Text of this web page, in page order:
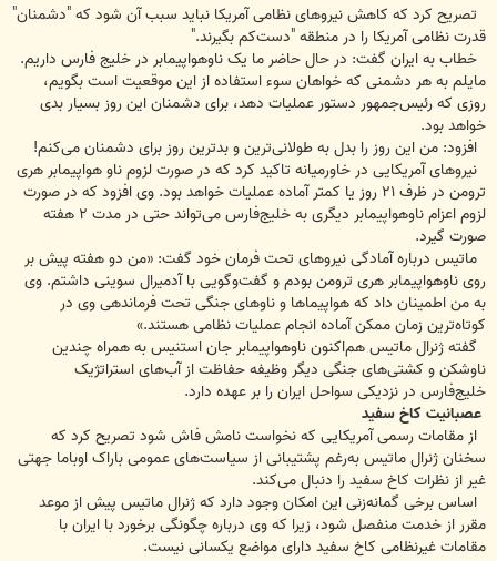
تصریح کرد که کاهش نیروهای نظامی آمریکا نباید سبب آن شود که "دشمنان"
قدرت نظامی آمریکا را در منطقه "دست‌کم بگیرند."
خطاب به ایران گفت: در حال حاضر ما یک ناوهواپیمابر در خلیج فارس داریم.
مایلم به هر دشمنی که خواهان سوء استفاده از این موقعیت است بگویم،
روزی که رئیس‌جمهور دستور عملیات دهد، برای دشمنان این روز بسیار بدی
خواهد بود.
افزود: من این روز را بدل به طولانی‌ترین و بدترین روز برای دشمنان می‌کنم!
نیروهای آمریکایی در خاورمیانه تاکید کرد که در صورت لزوم ناو هواپیمابر هری
ترومن در ظرف ۲۱ روز یا کمتر آماده عملیات خواهد بود. وی افزود که در صورت
لزوم اعزام ناوهواپیمابر دیگری به خلیج‌فارس می‌تواند حتی در مدت ۲ هفته
صورت گیرد.
ماتیس درباره آمادگی نیروهای تحت فرمان خود گفت: «من دو هفته پیش بر
روی ناوهواپیمابر هری ترومن بودم و گفت‌وگویی با آدمیرال سوینی داشتم. وی
به من اطمینان داد که هواپیماها و ناوهای جنگی تحت فرماندهی وی در
کوتاه‌ترین زمان ممکن آماده انجام عملیات نظامی هستند.»
گفته ژنرال ماتیس هم‌اکنون ناوهواپیمابر جان استنیس به همراه چندین
ناوشکن و کشتی‌های جنگی دیگر وظیفه حفاظت از آب‌های استراتژیک
خلیج‌فارس در نزدیکی سواحل ایران را بر عهده دارد.
عصبانیت کاخ سفید
از مقامات رسمی آمریکایی که نخواست نامش فاش شود تصریح کرد که
سخنان ژنرال ماتیس به‌رغم پشتیبانی از سیاست‌های عمومی باراک اوباما جهتی
غیر از نظرات کاخ سفید را دنبال می‌کند.
اساس برخی گمانه‌زنی این امکان وجود دارد که ژنرال ماتیس پیش از موعد
مقرر از خدمت منفصل شود، زیرا که وی درباره چگونگی برخورد با ایران با
مقامات غیرنظامی کاخ سفید دارای مواضع یکسانی نیست.